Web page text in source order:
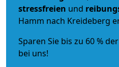
stressfreien und
Hamm nach Kreideberg
Sparen Sie bis zu 60 %
bei uns!